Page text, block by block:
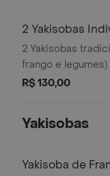
desperdício e
ao fim. Serve 1
pessoas
2 Yakisobas
Tradicionais 2
350Ml Or
2 Yakisobas
frango e
acompanhados de
R$ 130,00
Yakisobas
Yakisoba de